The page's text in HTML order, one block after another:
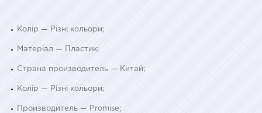
Колір — Різні кольори;
Матеріал — Пластик;
Страна производитель — Китай;
Колір — Різні кольори;
Производитель — Promise;